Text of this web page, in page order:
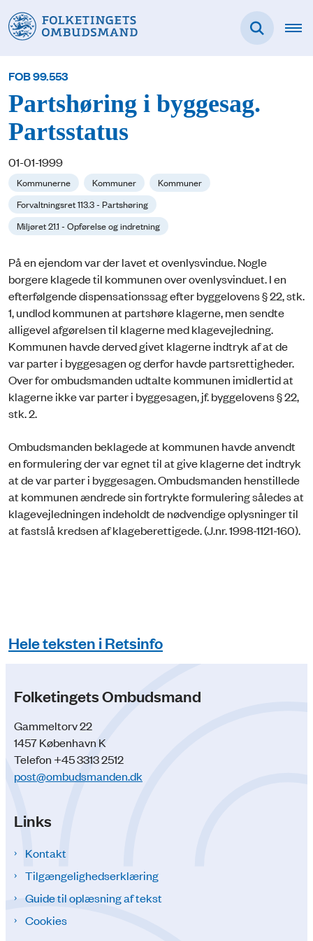
FOB 99.553
Partshøring i byggesag.
Partsstatus
01-01-1999
Kommunerne Kommuner
Kommuner
Forvaltningsret 113.3 - Partshøring
Miljøret 21.1 - Opførelse og indretning
På en ejendom var der lavet et ovenlysvindue. Nogle
borgere klagede til kommunen over ovenlysvinduet. I en
efterfølgende dispensationssag efter byggelovens § 22, stk.
1, undlod kommunen at partshøre klagerne, men sendte
alligevel afgørelsen til klagerne med klagevejledning.
Kommunen havde derved givet klagerne indtryk af at de
var parter i byggesagen og derfor havde partsrettigheder.
Over for ombudsmanden udtalte kommunen imidlertid at
klagerne ikke var parter i byggesagen, jf. byggelovens § 22,
stk. 2.
Ombudsmanden beklagede at kommunen havde anvendt
en formulering der var egnet til at give klagerne det indtryk
at de var parter i byggesagen. Ombudsmanden henstillede
at kommunen ændrede sin fortrykte formulering således at
klagevejledningen indeholdt de nødvendige oplysninger til
at fastslå kredsen af klageberettigede. (J.nr. 1998-1121-160).
Hele teksten i Retsinfo
Folketingets Ombudsmand
Gammeltorv 22
1457 København K
Telefon +45 3313 2512
post@ombudsmanden.dk
Links
Kontakt
Tilgængelighedserklæring
Guide til oplæsning af tekst
Cookies